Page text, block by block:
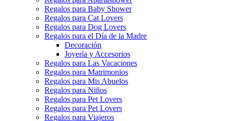
Regalos para Baby Shower
Regalos para Cat Lovers
Regalos para Dog Lovers
Regalos para el Día de la Madre
Decoración
Joyería y Accesorios
Regalos para Las Vacaciones
Regalos para Matrimonios
Regalos para Mis Abuelos
Regalos para Niños
Regalos para Pet Lovers
Regalos para Pet Lovers
Regalos para Viajeros